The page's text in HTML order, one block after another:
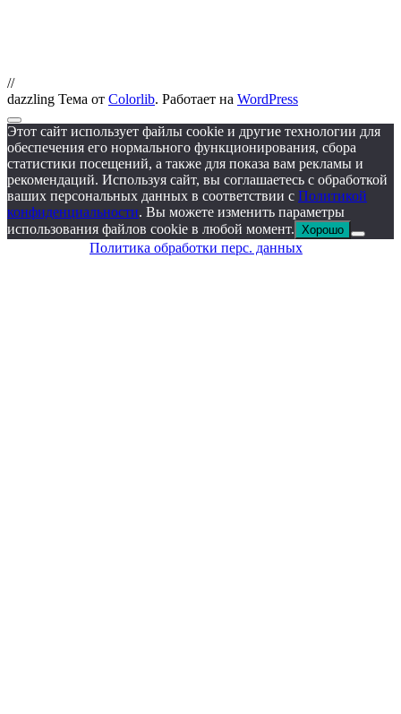
//
dazzling Тема от Colorlib. Работает на WordPress
Этот сайт использует файлы cookie и другие технологии для
обеспечения его нормального функционирования, сбора
статистики посещений, а также для показа вам рекламы и
рекомендаций. Используя сайт, вы соглашаетесь с обработкой
ваших персональных данных в соответствии с Политикой
конфиденциальности. Вы можете изменить параметры
использования файлов cookie в любой момент. Хорошо
Политика обработки перс. данных